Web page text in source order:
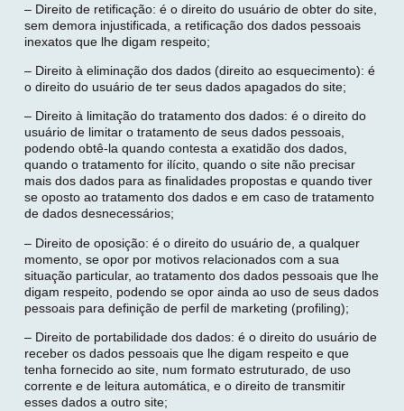
– Direito de retificação: é o direito do usuário de obter do site,
sem demora injustificada, a retificação dos dados pessoais
inexatos que lhe digam respeito;
– Direito à eliminação dos dados (direito ao esquecimento): é
o direito do usuário de ter seus dados apagados do site;
– Direito à limitação do tratamento dos dados: é o direito do
usuário de limitar o tratamento de seus dados pessoais,
podendo obtê-la quando contesta a exatidão dos dados,
quando o tratamento for ilícito, quando o site não precisar
mais dos dados para as finalidades propostas e quando tiver
se oposto ao tratamento dos dados e em caso de tratamento
de dados desnecessários;
– Direito de oposição: é o direito do usuário de, a qualquer
momento, se opor por motivos relacionados com a sua
situação particular, ao tratamento dos dados pessoais que lhe
digam respeito, podendo se opor ainda ao uso de seus dados
pessoais para definição de perfil de marketing (profiling);
– Direito de portabilidade dos dados: é o direito do usuário de
receber os dados pessoais que lhe digam respeito e que
tenha fornecido ao site, num formato estruturado, de uso
corrente e de leitura automática, e o direito de transmitir
esses dados a outro site;